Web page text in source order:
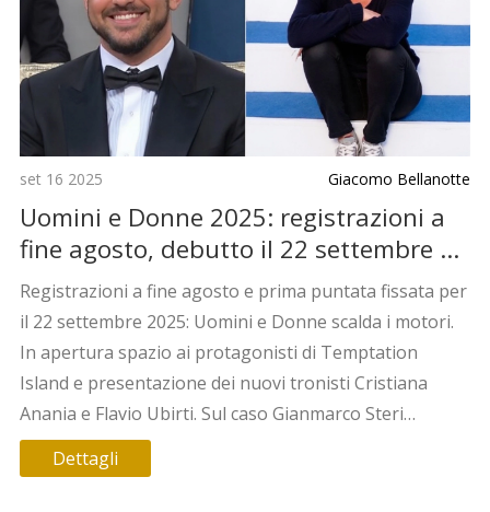
set 16 2025 Giacomo Bellanotte
Uomini e Donne 2025: registrazioni a
fine agosto, debutto il 22 settembre e
le voci su Gianmarco Steri
Registrazioni a fine agosto e prima puntata fissata per
il 22 settembre 2025: Uomini e Donne scalda i motori.
In apertura spazio ai protagonisti di Temptation
Island e presentazione dei nuovi tronisti Cristiana
Anania e Flavio Ubirti. Sul caso Gianmarco Steri
circolano voci di “retrocessione”, ma non ci sono
conferme ufficiali.
Dettagli